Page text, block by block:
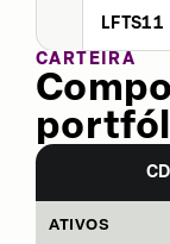
LFTS11
CARTEIRA
ATIVOS